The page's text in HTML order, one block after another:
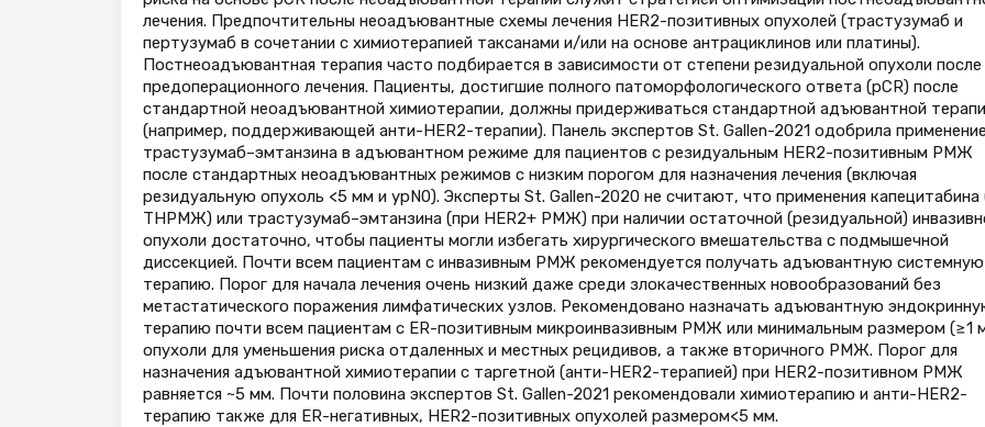
лечения. Предпочтительны неоадъювантные схемы лечения HER2-позитивных опухолей (трастузумаб и
пертузумаб в сочетании с химиотерапией таксанами и/или на основе антрациклинов или платины).
Постнеоадъювантная терапия часто подбирается в зависимости от степени резидуальной опухоли после
предоперационного лечения. Пациенты, достигшие полного патоморфологического ответа (pCR) после
стандартной неоадъювантной химиотерапии, должны придерживаться стандартной адъювантной
(например, поддерживающей анти-HER2-терапии). Панель экспертов St. Gallen-2021 одобрила
трастузумаб–эмтанзина в адъювантном режиме для пациентов с резидуальным HER2-позитивным РМЖ
после стандартных неоадъювантных режимов с низким порогом для назначения лечения (включая
резидуальную опухоль <5 мм и ypN0). Эксперты St. Gallen-2020 не считают, что применения капецитабина
ТНРМЖ) или трастузумаб–эмтанзина (при HER2+ РМЖ) при наличии остаточной (резидуальной)
опухоли достаточно, чтобы пациенты могли избегать хирургического вмешательства с подмышечной
диссекцией. Почти всем пациентам с инвазивным РМЖ рекомендуется получать адъювантную системную
терапию. Порог для начала лечения очень низкий даже среди злокачественных новообразований без
метастатического поражения лимфатических узлов. Рекомендовано назначать адъювантную
терапию почти всем пациентам с ER-позитивным микроинвазивным РМЖ или минимальным размером (≥1
опухоли для уменьшения риска отдаленных и местных рецидивов, а также вторичного РМЖ. Порог для
назначения адъювантной химиотерапии с таргетной (анти-HER2-терапией) при HER2-позитивном РМЖ
равняется ~5 мм. Почти половина экспертов St. Gallen-2021 рекомендовали химиотерапию и анти-HER2-
терапию также для ER-негативных, HER2-позитивных опухолей размером<5 мм.